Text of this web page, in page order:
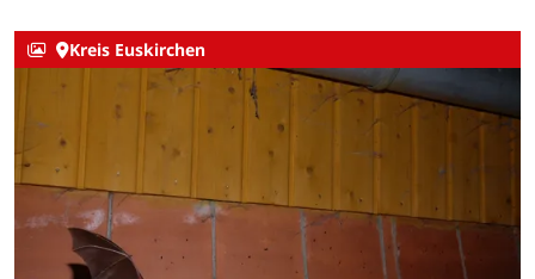
Kreis Euskirchen